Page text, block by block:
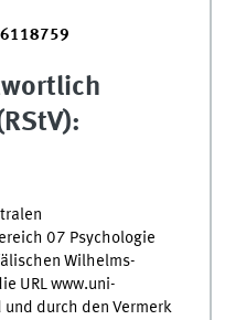
07 Psychologie
Wilhelms-
URL www.uni-
durch den Vermerk